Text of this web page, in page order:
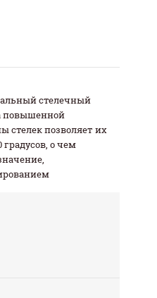
стелечный
повышенной
стелек позволяет их
о чем